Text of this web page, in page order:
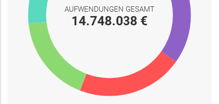
AUFWENDUNGEN GESAMT
14.748.038 €